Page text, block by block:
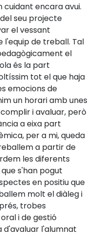
cuidant encara avui.
seu projecte
el vessant
l'equip de treball. Tal
el
és la part
tot el que haja
emocions de
un horari amb unes
i avaluar, però
a eixa part
per a mi, queda
a partir de
les diferents
s'han pogut
en positiu que
molt el diàleg i
trobes
i de gestió
d'avaluar l'alumnat